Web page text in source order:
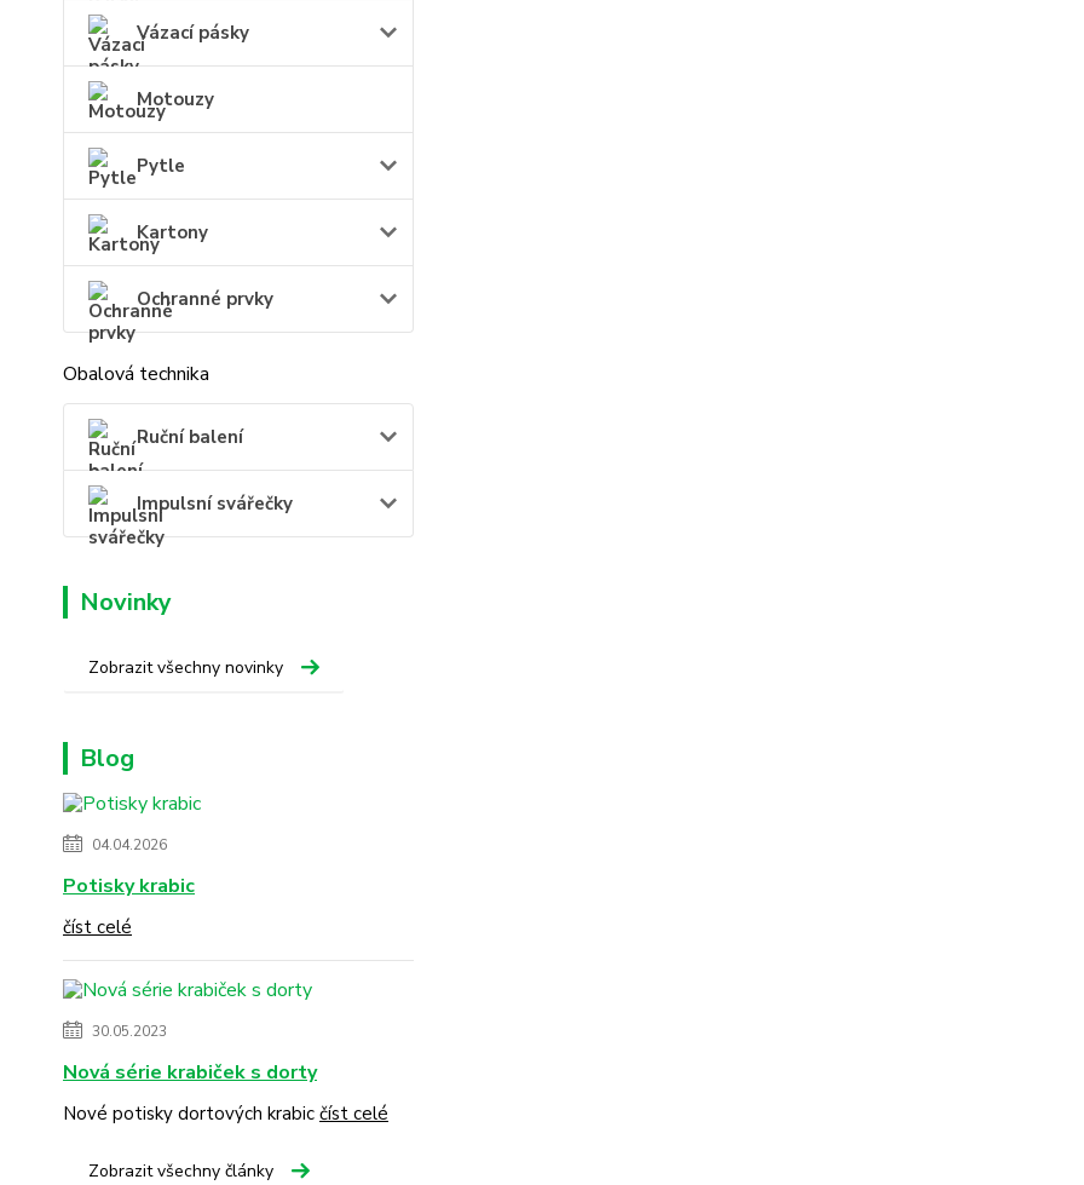
Vázací pásky
Motouzy
Pytle
Kartony
Ochranné prvky
Obalová technika
Ruční balení
Impulsní svářečky
Novinky
Zobrazit všechny novinky
Blog
04.04.2026
Potisky krabic
číst celé
30.05.2023
Nová série krabiček s dorty
Nové potisky dortových krabic číst celé
Zobrazit všechny články